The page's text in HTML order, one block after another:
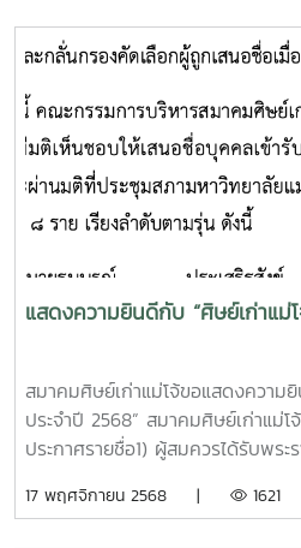
ทุกท่าน สามารถ Download ได้จา
แม่โจ้ ที่
ลิงก์ https://
bID=19574&lang=th-TH
แสดงความยินดีกับ “ศิษย์เก่าแม่
สมาคมศิษย์เก่าแม่โจ้ขอแสดงความ
ประจำปี 2568” สมาคมศิษย์เก่าแม่
ประกาศรายชื่อ1) ผู้สมควรได้รับพระ
หลักเกณฑ์ของสมาคมฯ และได้รับคว
17 พฤศจิกายน 2568 | 1621